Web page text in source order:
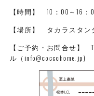
【時間】 10：00～16：
【場所】 タカラスタン
【ご予約・お問合せ】
ル（info@coccohome.jp)